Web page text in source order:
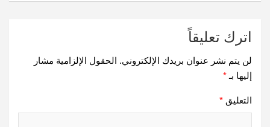
اترك تعليقاً
لن يتم نشر عنوان بريدك الإلكتروني. الحقول الإلزامية مشار
إليها بـ *
التعليق *